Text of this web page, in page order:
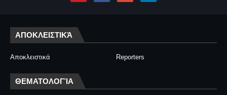
ΑΠΟΚΛΕΙΣΤΙΚΆ
Αποκλειστικά Reporters
ΘΕΜΑΤΟΛΟΓΊΑ